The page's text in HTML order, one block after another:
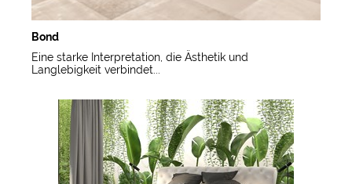
Bond
Eine starke Interpretation, die Ästhetik und
Langlebigkeit verbindet...